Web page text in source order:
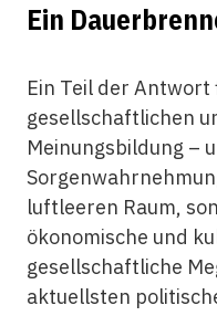
Ein
Ein Teil der
gesellschaftlichen
Meinungsbildung –
luftleeren Raum,
ökonomische und
gesellschaftliche
aktuellsten